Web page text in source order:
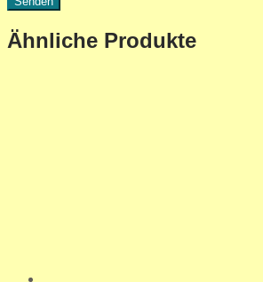
Ähnliche Produkte